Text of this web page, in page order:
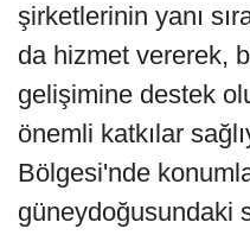
şirketlerinin yanı
da hizmet vererek,
gelişimine destek
önemli katkılar
Bölgesi'nde
güneydoğusundaki